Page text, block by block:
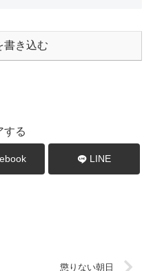
書き込む
する
LINE
懲りない朝日